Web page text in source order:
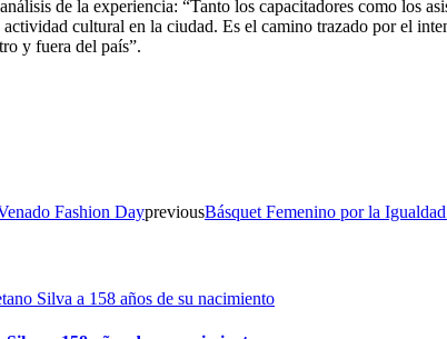
de la experiencia: “Tanto los capacitadores como los
cultural en la ciudad. Es el camino trazado por el
y fuera del país”.
Fashion DaypreviousBásquet Femenino por la